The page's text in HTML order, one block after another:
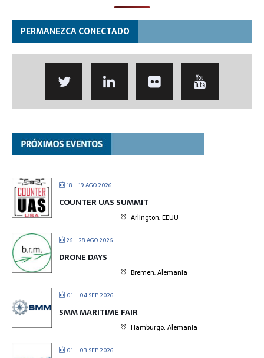
PERMANEZCA CONECTADO
18 - 19 AGO 2026
COUNTER UAS SUMMIT
Arlington, EEUU
26 - 28 AGO 2026
DRONE DAYS
Bremen, Alemania
01 - 04 SEP 2026
SMM MARITIME FAIR
Hamburgo. Alemania
01 - 03 SEP 2026